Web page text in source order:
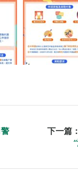
下一篇：